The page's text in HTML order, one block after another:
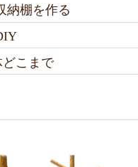
納棚を作る
こまで